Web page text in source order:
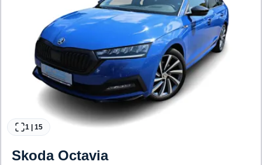
1 15
Skoda Octavia